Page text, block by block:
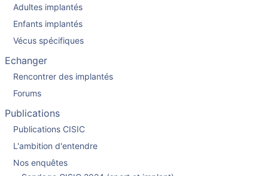
Adultes implantés
Enfants implantés
Vécus spécifiques
Echanger
Rencontrer des implantés
Forums
Publications
Publications CISIC
L'ambition d'entendre
Nos enquêtes